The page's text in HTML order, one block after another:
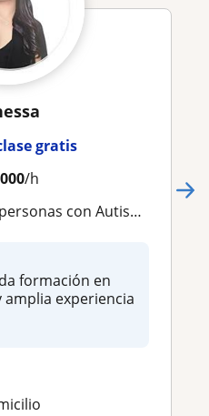
gratis
/h
con Autismo
formación en
experiencia